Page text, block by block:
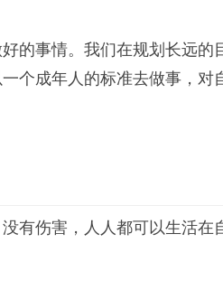
的事情。我们在规划长远的
个成年人的标准去做事，
有伤害，人人都可以生活在